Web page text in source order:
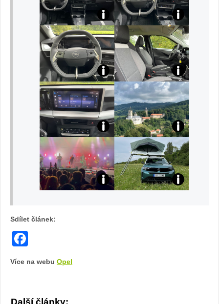
Sdílet článek:
Více na webu Opel